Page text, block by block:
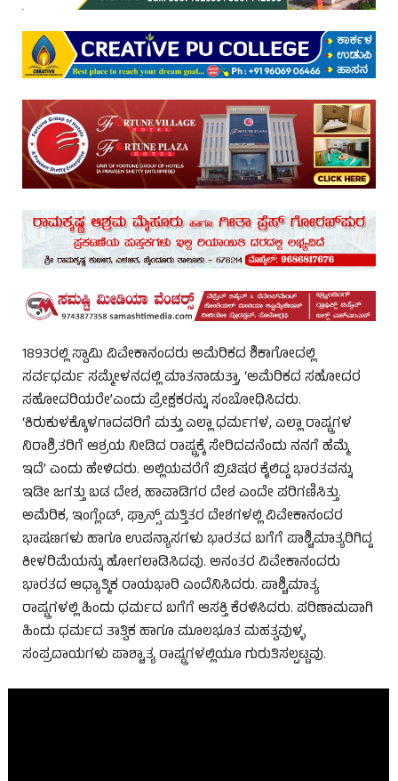
1893ರಲ್ಲಿ ಸ್ವಾಮಿ ವಿವೇಕಾನಂದರು ಅಮೆರಿಕದ ಶಿಕಾಗೋದಲ್ಲಿ
ಸರ್ವಧರ್ಮ ಸಮ್ಮೇಳನದಲ್ಲಿ ಮಾತನಾಡುತ್ತಾ, ‘ಅಮೆರಿಕದ ಸಹೋದರ
ಸಹೋದರಿಯರೇ’ಎಂದು ಪ್ರೇಕ್ಷಕರನ್ನು ಸಂಬೋಧಿಸಿದರು.
‘ಕಿರುಕುಳಕ್ಕೊಳಗಾದವರಿಗೆ ಮತ್ತು ಎಲ್ಲಾ ಧರ್ಮಗಳ, ಎಲ್ಲಾ ರಾಷ್ಟ್ರಗಳ
ನಿರಾಶ್ರಿತರಿಗೆ ಆಶ್ರಯ ನೀಡಿದ ರಾಷ್ಟ್ರಕ್ಕೆ ಸೇರಿದವನೆಂದು ನನಗೆ ಹೆಮ್ಮೆ
ಇದೆ’ ಎಂದು ಹೇಳಿದರು. ಅಲ್ಲಿಯವರೆಗೆ ಬ್ರಿಟಿಷರ ಕೈಲಿದ್ದ ಭಾರತವನ್ನು
ಇಡೀ ಜಗತ್ತು ಬಡ ದೇಶ, ಹಾವಾಡಿಗರ ದೇಶ ಎಂದೇ ಪರಿಗಣಿಸಿತ್ತು.
ಅಮೆರಿಕ, ಇಂಗ್ಲೆಂಡ್, ಫ್ರಾನ್ಸ್ ಮತ್ತಿತರ ದೇಶಗಳಲ್ಲಿ ವಿವೇಕಾನಂದರ
ಭಾಷಣಗಳು ಹಾಗೂ ಉಪನ್ಯಾಸಗಳು ಭಾರತದ ಬಗೆಗೆ ಪಾಶ್ಚಿಮಾತ್ಯರಿಗಿದ್ದ
ಕೀಳರಿಮೆಯನ್ನು ಹೋಗಲಾಡಿಸಿದವು. ಅನಂತರ ವಿವೇಕಾನಂದರು
ಭಾರತದ ಆಧ್ಯಾತ್ಮಿಕ ರಾಯಭಾರಿ ಎಂದೆನಿಸಿದರು. ಪಾಶ್ಚಿಮಾತ್ಯ
ರಾಷ್ಟ್ರಗಳಲ್ಲಿ ಹಿಂದು ಧರ್ಮದ ಬಗೆಗೆ ಆಸಕ್ತಿ ಕೆರಳಿಸಿದರು. ಪರಿಣಾಮವಾಗಿ
ಹಿಂದು ಧರ್ಮದ ತಾತ್ವಿಕ ಹಾಗೂ ಮೂಲಭೂತ ಮಹತ್ವವುಳ್ಳ
ಸಂಪ್ರದಾಯಗಳು ಪಾಶ್ಚಾತ್ಯ ರಾಷ್ಟ್ರಗಳಲ್ಲಿಯೂ ಗುರುತಿಸಲ್ಪಟ್ಟವು.